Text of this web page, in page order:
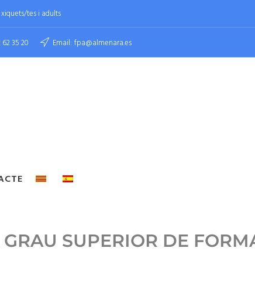
tes i adults
62 35 20 Email: fpa@almenara.es
SUPERIOR DE